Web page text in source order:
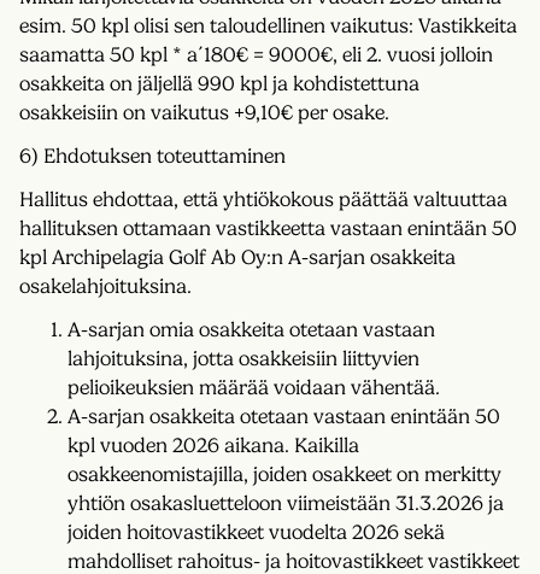
esim. 50 kpl olisi sen taloudellinen vaikutus: Vastikkeita
saamatta 50 kpl * a´180€ = 9000€, eli 2. vuosi jolloin
osakkeita on jäljellä 990 kpl ja kohdistettuna
osakkeisiin on vaikutus +9,10€ per osake.
6) Ehdotuksen toteuttaminen
Hallitus ehdottaa, että yhtiökokous päättää valtuuttaa
hallituksen ottamaan vastikkeetta vastaan enintään 50
kpl Archipelagia Golf Ab Oy:n A-sarjan osakkeita
osakelahjoituksina.
A-sarjan omia osakkeita otetaan vastaan
lahjoituksina, jotta osakkeisiin liittyvien
pelioikeuksien määrää voidaan vähentää.
A-sarjan osakkeita otetaan vastaan enintään 50
kpl vuoden 2026 aikana. Kaikilla
osakkeenomistajilla, joiden osakkeet on merkitty
yhtiön osakasluetteloon viimeistään 31.3.2026 ja
joiden hoitovastikkeet vuodelta 2026 sekä
mahdolliset rahoitus- ja hoitovastikkeet vastikkeet